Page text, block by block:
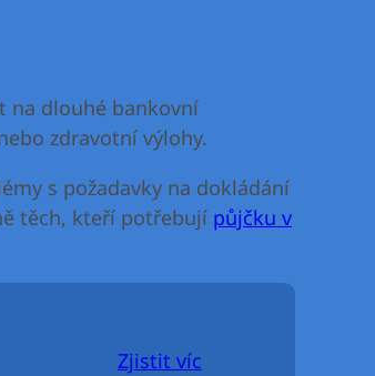
na dlouhé bankovní
zdravotní výlohy.
s požadavky na dokládání
těch, kteří potřebují půjčku v
Zjistit víc